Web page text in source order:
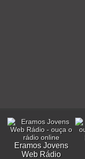
Eramos Jovens
Web Rádio